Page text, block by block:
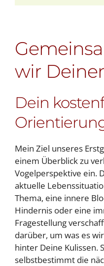
wir
Dein
Mein Ziel unseres
einem Überblick zu
Vogelperspektive ein.
aktuelle
Thema, eine innere
Hindernis oder eine
Fragestellung
darüber, um was es
hinter Deine Kulissen.
selbstbestimmt die